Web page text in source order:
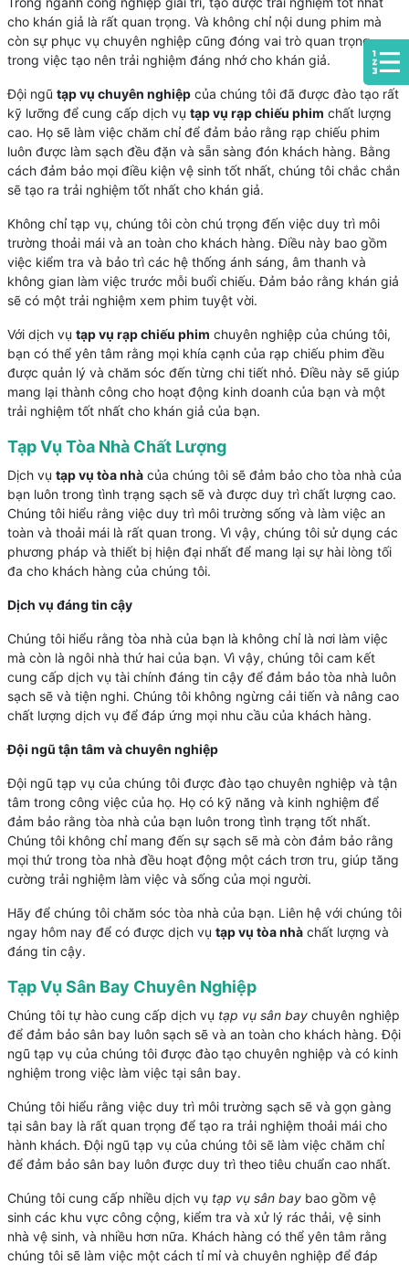
cho khán giả là rất quan trọng. Và không chỉ nội dung phim mà
còn sự phục vụ chuyên nghiệp cũng đóng vai trò quan trọng
trong việc tạo nên trải nghiệm đáng nhớ cho khán giả.
Đội ngũ tạp vụ chuyên nghiệpcủa chúng tôi đã được đào tạo rất
kỹ lưỡng để cung cấp dịch vụ tạp vụ rạp chiếu phim chất lượng
cao. Họ sẽ làm việc chăm chỉ để đảm bảo rằng rạp chiếu phim
luôn được làm sạch đều đặn và sẵn sàng đón khách hàng. Bằng
cách đảm bảo mọi điều kiện vệ sinh tốt nhất, chúng tôi chắc chắn
sẽ tạo ra trải nghiệm tốt nhất cho khán giả.
Không chỉ tạp vụ, chúng tôi còn chú trọng đến việc duy trì môi
trường thoải mái và an toàn cho khách hàng. Điều này bao gồm
việc kiểm tra và bảo trì các hệ thống ánh sáng, âm thanh và
không gian làm việc trước mỗi buổi chiếu. Đảm bảo rằng khán giả
sẽ có một trải nghiệm xem phim tuyệt vời.
Với dịch vụ tạp vụ rạp chiếu phim chuyên nghiệp của chúng tôi,
bạn có thể yên tâm rằng mọi khía cạnh của rạp chiếu phim đều
được quản lý và chăm sóc đến từng chi tiết nhỏ. Điều này sẽ giúp
mang lại thành công cho hoạt động kinh doanh của bạn và một
trải nghiệm tốt nhất cho khán giả của bạn.
Tạp Vụ Tòa Nhà Chất Lượng
Dịch vụ tạp vụ tòa nhàcủa chúng tôi sẽ đảm bảo cho tòa nhà của
bạn luôn trong tình trạng sạch sẽ và được duy trì chất lượng cao.
Chúng tôi hiểu rằng việc duy trì môi trường sống và làm việc an
toàn và thoải mái là rất quan trong. Vì vậy, chúng tôi sử dụng các
phương pháp và thiết bị hiện đại nhất để mang lại sự hài lòng tối
đa cho khách hàng của chúng tôi.
Dịch vụ đáng tin cậy
Chúng tôi hiểu rằng tòa nhà của bạn là không chỉ là nơi làm việc
mà còn là ngôi nhà thứ hai của bạn. Vì vậy, chúng tôi cam kết
cung cấp dịch vụ tài chính đáng tin cậy để đảm bảo tòa nhà luôn
sạch sẽ và tiện nghi. Chúng tôi không ngừng cải tiến và nâng cao
chất lượng dịch vụ để đáp ứng mọi nhu cầu của khách hàng.
Đội ngũ tận tâm và chuyên nghiệp
Đội ngũ tạp vụ của chúng tôi được đào tạo chuyên nghiệp và tận
tâm trong công việc của họ. Họ có kỹ năng và kinh nghiệm để
đảm bảo rằng tòa nhà của bạn luôn trong tình trạng tốt nhất.
Chúng tôi không chỉ mang đến sự sạch sẽ mà còn đảm bảo rằng
mọi thứ trong tòa nhà đều hoạt động một cách trơn tru, giúp tăng
cường trải nghiệm làm việc và sống của mọi người.
Hãy để chúng tôi chăm sóc tòa nhà của bạn. Liên hệ với chúng tôi
ngay hôm nay để có được dịch vụ tạp vụ tòa nhàchất lượng và
đáng tin cậy.
Tạp Vụ Sân Bay Chuyên Nghiệp
Chúng tôi tự hào cung cấp dịch vụ tạp vụ sân baychuyên nghiệp
để đảm bảo sân bay luôn sạch sẽ và an toàn cho khách hàng. Đội
ngũ tạp vụ của chúng tôi được đào tạo chuyên nghiệp và có kinh
nghiệm trong việc làm việc tại sân bay.
Chúng tôi hiểu rằng việc duy trì môi trường sạch sẽ và gọn gàng
tại sân bay là rất quan trọng để tạo ra trải nghiệm thoải mái cho
hành khách. Đội ngũ tạp vụ của chúng tôi sẽ làm việc chăm chỉ
để đảm bảo sân bay luôn được duy trì theo tiêu chuẩn cao nhất.
Chúng tôi cung cấp nhiều dịch vụ tạp vụ sân baybao gồm vệ
sinh các khu vực công cộng, kiểm tra và xử lý rác thải, vệ sinh
nhà vệ sinh, và nhiều hơn nữa. Khách hàng có thể yên tâm rằng
chúng tôi sẽ làm việc một cách tỉ mỉ và chuyên nghiệp để đáp